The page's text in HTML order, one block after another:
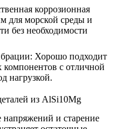
коррозионная
для морской среды и
без необходимости
Хорошо подходит
с отличной
нагрузкой.
из AlSi10Mg
напряжений и старение